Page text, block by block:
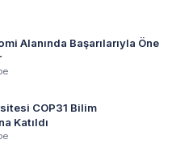
Alanında Başarılarıyla Öne
COP31 Bilim
Katıldı